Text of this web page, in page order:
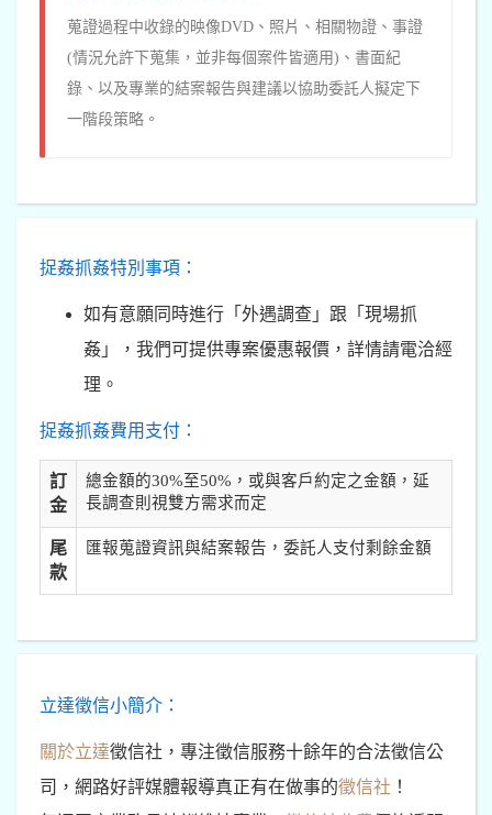
蒐證過程中收錄的映像DVD、照片、相關物證、事證
(情況允許下蒐集，並非每個案件皆適用)、書面紀
錄、以及專業的結案報告與建議以協助委託人擬定下
一階段策略。
捉姦抓姦特別事項：
如有意願同時進行「外遇調查」跟「現場抓
姦」，我們可提供專案優惠報價，詳情請電洽經
理。
捉姦抓姦費用支付：
訂
金
總金額的30%至50%，或與客戶約定之金額，延
長調查則視雙方需求而定
尾
款
匯報蒐證資訊與結案報告，委託人支付剩餘金額
立達徵信小簡介：
關於立達徵信社，專注徵信服務十餘年的合法徵信公
司，網路好評媒體報導真正有在做事的徵信社 ！